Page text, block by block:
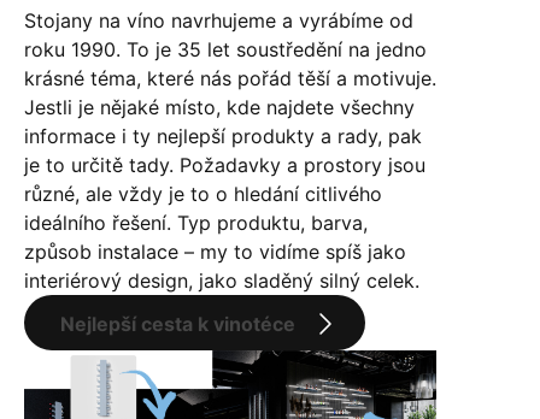
Stojany na víno navrhujeme a vyrábíme od
roku 1990. To je 35 let soustředění na jedno
krásné téma, které nás pořád těší a motivuje.
Jestli je nějaké místo, kde najdete všechny
informace i ty nejlepší produkty a rady, pak
je to určitě tady. Požadavky a prostory jsou
různé, ale vždy je to o hledání citlivého
ideálního řešení. Typ produktu, barva,
způsob instalace – my to vidíme spíš jako
interiérový design, jako sladěný silný celek.
Nejlepší cesta k vinotéce